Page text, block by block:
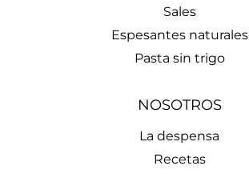
Sales
Espesantes naturales
Pasta sin trigo
NOSOTROS
La despensa
Recetas